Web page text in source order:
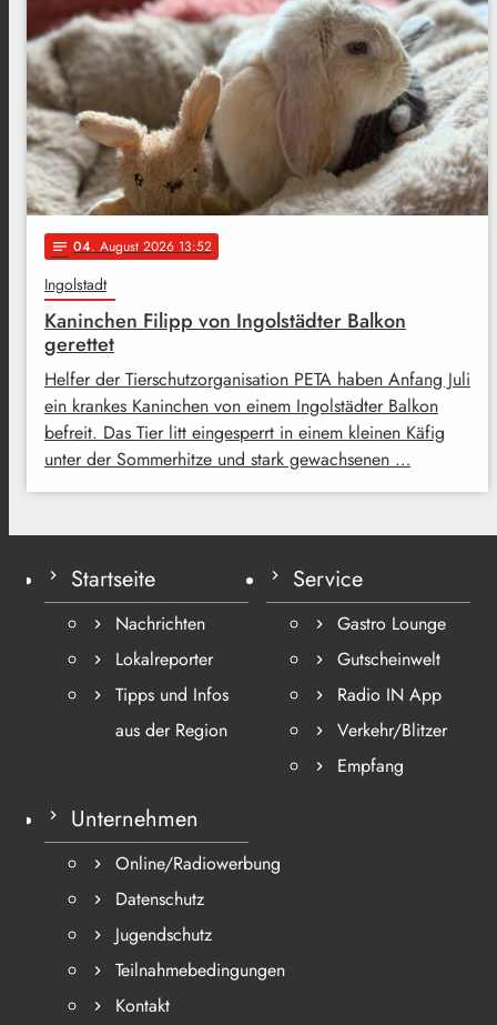
notes 04. August 2026 13:52
Ingolstadt
Kaninchen Filipp von Ingolstädter Balkon
gerettet
Helfer der Tierschutzorganisation PETA haben Anfang Juli
ein krankes Kaninchen von einem Ingolstädter Balkon
befreit. Das Tier litt eingesperrt in einem kleinen Käfig
unter der Sommerhitze und stark gewachsenen …
Startseite
Nachrichten
Lokalreporter
Tipps und Infos
aus der Region
Service
Gastro Lounge
Gutscheinwelt
Radio IN App
Verkehr/Blitzer
Empfang
Unternehmen
Online/Radiowerbung
Datenschutz
Jugendschutz
Teilnahmebedingungen
Kontakt